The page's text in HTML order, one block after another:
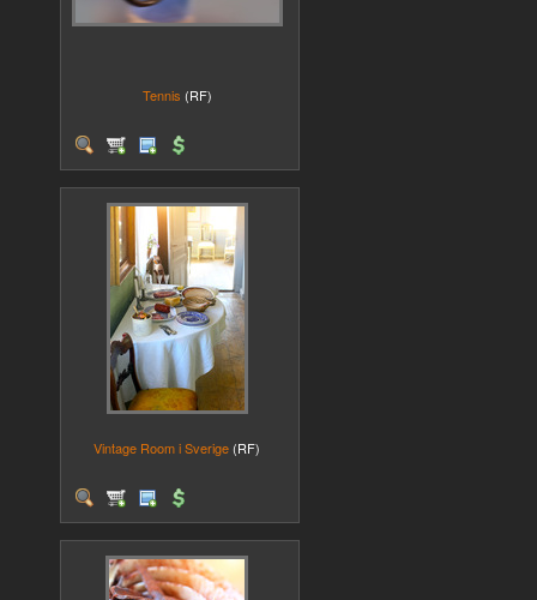
Tennis (RF)
Vintage Room i Sverige (RF)